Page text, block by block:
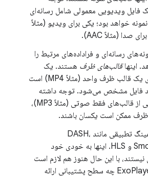
فایل ویدیویی معمولی شامل رسانه‌ای
خواهد بود؛ یکی برای ویدیو (مثلاً
رسانه‌ای و فراداده‌های مرتبط را
اینهاقالب‌های ظرف هستند. یک
فایل رسانه‌ای دارای یک قالب ظرف واحد (مثلاً MP4) است
فایل مشخص می‌شود. توجه داشته
باشید که برای برخی از قالب‌های فقط صوتی (مثلاً MP3)،
ظرف ممکن است یکسان باشند.
فناوری‌های استریمینگ تطبیقی ​​مانند DASH،
SmoothStreaming و HLS. اینها به خودی خود
با این حال هنوز هم لازم است
تعریف شود که ExoPlayer چه سطح پشتیبانی ارائه